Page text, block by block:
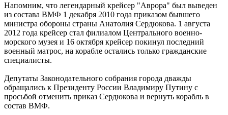
Напомним, что легендарный крейсер "Аврора" был выведен
из состава ВМФ 1 декабря 2010 года приказом бывшего
министра обороны страны Анатолия Сердюкова. 1 августа
2012 года крейсер стал филиалом Центрального военно-
морского музея и 16 октября крейсер покинул последний
военный матрос, на корабле остались только гражданские
специалисты.
Депутаты Законодательного собрания города дважды
обращались к Президенту России Владимиру Путину с
просьбой отменить приказ Сердюкова и вернуть корабль в
состав ВМФ.